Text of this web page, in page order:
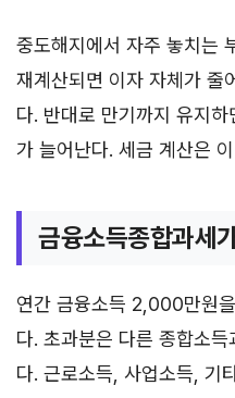
중도해지에서 자주 놓치는
재계산되면 이자 자체가 줄
다. 반대로 만기까지 유지
가 늘어난다. 세금 계산은
금융소득종합과세
연간 금융소득 2,000만원
다. 초과분은 다른 종합소
다. 근로소득, 사업소득, 기